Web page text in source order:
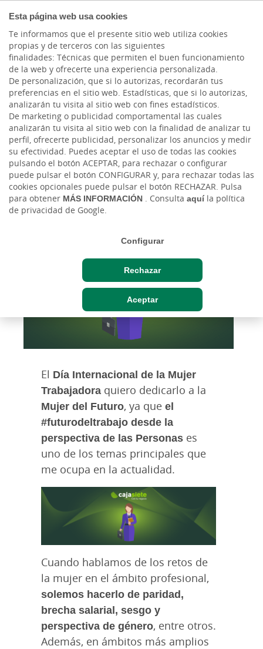
Esta página web usa cookies
Te informamos que el presente sitio web utiliza cookies
propias y de terceros con las siguientes
finalidades: Técnicas que permiten el buen funcionamiento
de la web y ofrecerte una experiencia personalizada.
De personalización, que si lo autorizas, recordarán tus
preferencias en el sitio web. Estadísticas, que si lo autorizas,
analizarán tu visita al sitio web con fines estadísticos.
De marketing o publicidad comportamental las cuales
analizarán tu visita al sitio web con la finalidad de analizar tu
perfil, ofrecerte publicidad, personalizar los anuncios y medir
su efectividad. Puedes aceptar el uso de todas las cookies
pulsando el botón ACEPTAR, para rechazar o configurar
puede pulsar el botón CONFIGURAR y, para rechazar todas las
cookies opcionales puede pulsar el botón RECHAZAR. Pulsa
para obtener MÁS INFORMACIÓN . Consulta aquíla política
de privacidad de Google.
Configurar
Rechazar
Aceptar
Actualidad
La Mujer del Futuro:
pertenencia profesional
de género
Mié, 06/03/2024 - 12:00
El Día Internacional de la Mujer
Trabajadora quiero dedicarlo a la
Mujer del Futuro, ya que el
#futurodeltrabajo desde la
perspectiva de las Personas es
uno de los temas principales que
me ocupa en la actualidad.
Cuando hablamos de los retos de
la mujer en el ámbito profesional,
solemos hacerlo de paridad,
brecha salarial, sesgo y
perspectiva de género, entre otros.
Además, en ámbitos más amplios